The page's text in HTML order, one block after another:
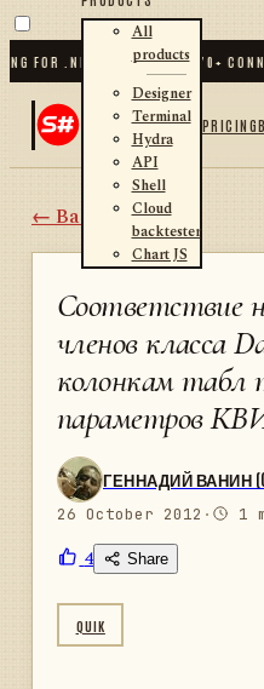
.NET AND PYTHON✦70+
All
products
Designer
Terminal
Hydra
API
Shell
Cloud
backtester
Chart JS
PRICING
← Back
Соответствие
членов класса
колонкам табл
параметров
ГЕННАДИЙ ВАНИН
26 October 2012 · 1
4 Share
QUIK